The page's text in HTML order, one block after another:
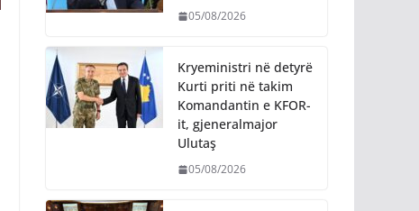
05/08/2026
Kryeministri në detyrë
Kurti priti në takim
Komandantin e KFOR-
it, gjeneralmajor
Ulutaş
05/08/2026